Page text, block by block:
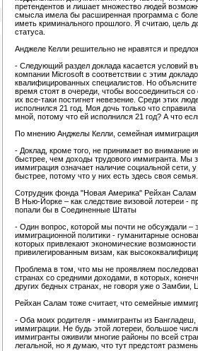
претендентов и лишает множество людей
смысла имела бы расширенная программа с
иметь криминального прошлого. Я считаю, цель
статуса.
Анджеле Келли решительно не нравятся и
- Следующий раздел доклада касается условий
компании Microsoft в соответствии с этим
квалифицированных специалистов. Но
время стоят в очереди, чтобы воссоединиться
их все-таки постигнет невезение. Среди этих
исполнился 21 год. Моя дочь только что
мной, потому что ей исполнился 21 год? А что
По мнению Анджелы Келли, семейная
- Доклад, кроме того, не принимает во
быстрее, чем доходы трудового иммигранта. Мы
иммиграция означает наличие социальной сети,
быстрее, потому что у них есть здесь своя
Сотрудник фонда "Новая Америка" Рейхан Салам
В Нью-Йорке – как следствие визовой лотереи -
попали бы в Соединенные Штаты
- Один вопрос, которой мы почти не обсуждали –
иммиграционной политики - гуманитарные
которых привлекают экономические
привилегированным визам, как
Проблема в том, что мы не проявляем
странах со средними доходами, в которых,
других бедных странах, не говоря уже о Замбии,
Рейхан Салам тоже считает, что семейные
- Оба моих родителя - иммигранты из
иммиграции. Не будь этой лотереи, большое
иммигранты оживили многие районы по всей
легальной, но я думаю, что тут предстоят